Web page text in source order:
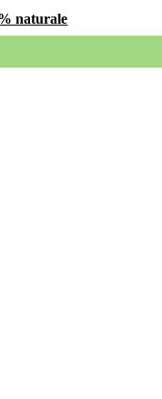
naturale